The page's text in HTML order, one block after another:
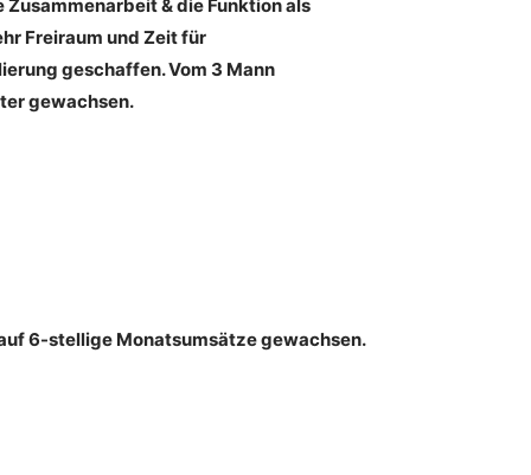
Zusammenarbeit & die Funktion als
Freiraum und Zeit für
geschaffen. Vom 3 Mann
gewachsen.
6-stellige Monatsumsätze gewachsen.